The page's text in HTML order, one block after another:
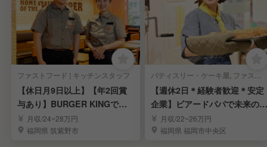
ファストフード | キッチンスタッフ
【休日月9日以上】【年2回賞
与あり】BURGER KINGで働
きたい人募集
月収/24~28万円
福岡県 筑紫野市
パティスリー・ケーキ屋, ファストフード | キッチンスタッフ
【週休2日＊経験者歓迎＊安定
企業】ビアードパパで未来の店
長候補を募集
月収/22~26万円
福岡県 福岡市中央区